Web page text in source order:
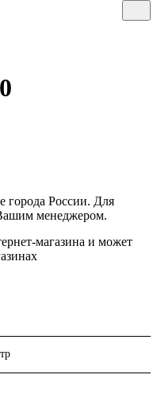
города России. Для
менеджером.
магазина и может